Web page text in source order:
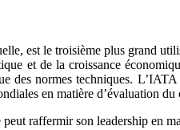
est le troisième plus grand
et de la croissance
des normes techniques.
en matière d’évaluation
raffermir son leadership en